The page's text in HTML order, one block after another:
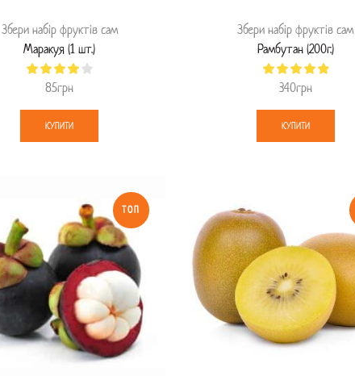
Збери набір фруктів сам
Маракуя (1 шт.)
85грн
КУПИТИ
Збери набір фруктів сам
Рамбутан (200г.)
340грн
КУПИТИ
ТОП